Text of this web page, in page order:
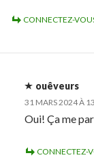
CONNECTEZ-
ouêveurs
31 MARS 2024 À
Oui! Ça me
CONNECTEZ-